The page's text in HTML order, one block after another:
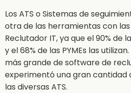
Los ATS o Sistemas de
otra de las herramientas con
Reclutador IT, ya que el 90% de
y el 68% de las PYMEs las
más grande de software de
experimentó una gran cantidad
las diversas ATS.